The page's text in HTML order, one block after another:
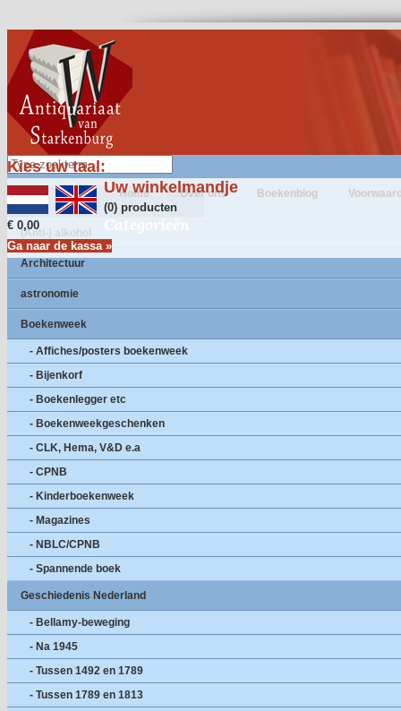
Kies uw taal:
Uw winkelmandje
(0) producten
€ 0,00
Ga naar de kassa »
Home Over ons Boekenblog
Categorieën
(Anti-) alkohol
Architectuur
astronomie
Boekenweek
- Affiches/posters boekenweek
- Bijenkorf
- Boekenlegger etc
- Boekenweekgeschenken
- CLK, Hema, V&D e.a
- CPNB
- Kinderboekenweek
- Magazines
- NBLC/CPNB
- Spannende boek
Geschiedenis Nederland
- Bellamy-beweging
- Na 1945
- Tussen 1492 en 1789
- Tussen 1789 en 1813